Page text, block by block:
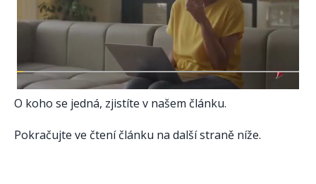
O koho se jedná, zjistíte v našem článku.
Pokračujte ve čtení článku na další straně níže.